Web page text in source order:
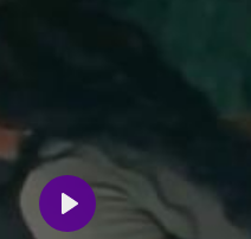
Воспроизвести